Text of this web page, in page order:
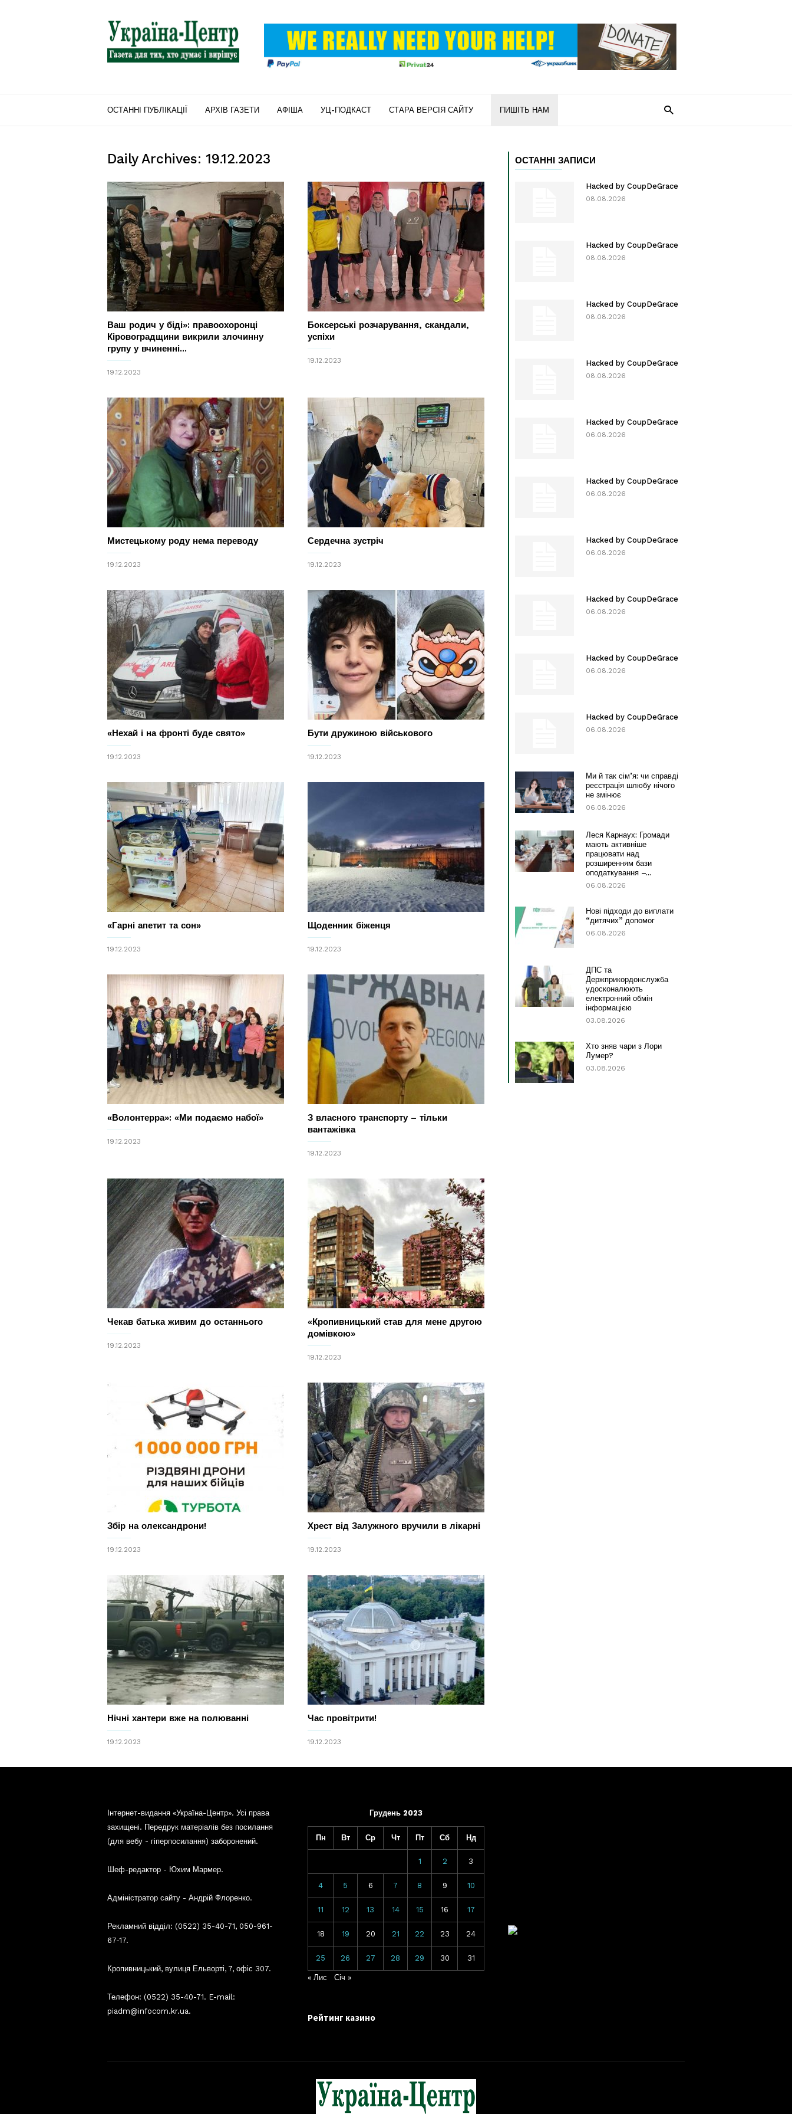
"Україна-
Центр"
ОСТАННІ ПУБЛІКАЦІЇ АРХІВ ГАЗЕТИ АФІША УЦ-ПОДКАСТ СТАРА ВЕРСІЯ САЙТУ ПИШІТЬ НАМ
Daily Archives: 19.12.2023
Ваш родич у біді»: правоохоронці
Кіровоградщини викрили злочинну
групу у вчиненні...
19.12.2023
Боксерські розчарування, скандали,
успіхи
19.12.2023
Мистецькому роду нема переводу
19.12.2023
Сердечна зустріч
19.12.2023
«Нехай і на фронті буде свято»
19.12.2023
Бути дружиною військового
19.12.2023
«Гарні апетит та сон»
19.12.2023
Щоденник біженця
19.12.2023
«Волонтерра»: «Ми подаємо набої»
19.12.2023
З власного транспорту – тільки
вантажівка
19.12.2023
Чекав батька живим до останнього
19.12.2023
«Кропивницький став для мене другою
домівкою»
19.12.2023
Збір на олександрони!
19.12.2023
Хрест від Залужного вручили в лікарні
19.12.2023
Нічні хантери вже на полюванні
19.12.2023
Час провітрити!
19.12.2023
ОСТАННІ ЗАПИСИ
Hacked by CoupDeGrace
08.08.2026
Hacked by CoupDeGrace
08.08.2026
Hacked by CoupDeGrace
08.08.2026
Hacked by CoupDeGrace
08.08.2026
Hacked by CoupDeGrace
06.08.2026
Hacked by CoupDeGrace
06.08.2026
Hacked by CoupDeGrace
06.08.2026
Hacked by CoupDeGrace
06.08.2026
Hacked by CoupDeGrace
06.08.2026
Hacked by CoupDeGrace
06.08.2026
Ми й так сім’я: чи справді
реєстрація шлюбу нічого
не змінює
06.08.2026
Леся Карнаух: Громади
мають активніше
працювати над
розширенням бази
оподаткування –...
06.08.2026
Нові підходи до виплати
“дитячих” допомог
06.08.2026
ДПС та
Держприкордонслужба
удосконалюють
електронний обмін
інформацією
03.08.2026
Хто зняв чари з Лори
Лумер?
03.08.2026
Інтернет-видання «Україна-Центр». Усі права
захищені. Передрук матеріалів без посилання
(для вебу - гіперпосилання) заборонений.
Шеф-редактор - Юхим Мармер.
Адміністратор сайту - Андрій Флоренко.
Рекламний відділ: (0522) 35-40-71, 050-961-
67-17.
Кропивницький, вулиця Ельворті, 7, офіс 307.
Телефон: (0522) 35-40-71. E-mail:
piadm@infocom.kr.ua.
Грудень 2023
Пн Вт Ср Чт Пт Сб Нд
1 2 3
4 5 6 7 8 9 10
11 12 13 14 15 16 17
18 19 20 21 22 23 24
25 26 27 28 29 30 31
« Лис Січ »
Рейтинг казино